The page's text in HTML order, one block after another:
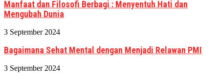
Manfaat dan Filosofi Berbagi : Menyentuh Hati dan
Mengubah Dunia
3 September 2024
Bagaimana Sehat Mental dengan Menjadi Relawan PMI
3 September 2024